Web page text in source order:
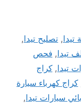
تيدا,تصليح تيدا,
تيدا, فحص
تيدا, كراج
كراج كهرباء سيارة
سيارات تيدا,